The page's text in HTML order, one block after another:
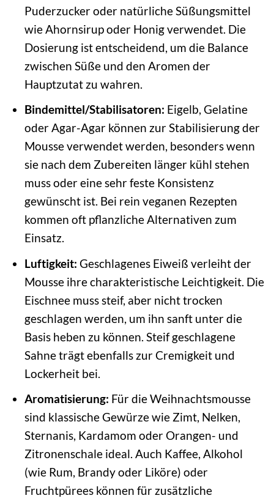
Puderzucker oder natürliche Süßungsmittel
wie Ahornsirup oder Honig verwendet. Die
Dosierung ist entscheidend, um die Balance
zwischen Süße und den Aromen der
Hauptzutat zu wahren.
Bindemittel/Stabilisatoren: Eigelb, Gelatine
oder Agar-Agar können zur Stabilisierung der
Mousse verwendet werden, besonders wenn
sie nach dem Zubereiten länger kühl stehen
muss oder eine sehr feste Konsistenz
gewünscht ist. Bei rein veganen Rezepten
kommen oft pflanzliche Alternativen zum
Einsatz.
Luftigkeit: Geschlagenes Eiweiß verleiht der
Mousse ihre charakteristische Leichtigkeit. Die
Eischnee muss steif, aber nicht trocken
geschlagen werden, um ihn sanft unter die
Basis heben zu können. Steif geschlagene
Sahne trägt ebenfalls zur Cremigkeit und
Lockerheit bei.
Aromatisierung: Für die Weihnachtsmousse
sind klassische Gewürze wie Zimt, Nelken,
Sternanis, Kardamom oder Orangen- und
Zitronenschale ideal. Auch Kaffee, Alkohol
(wie Rum, Brandy oder Liköre) oder
Fruchtpürees können für zusätzliche